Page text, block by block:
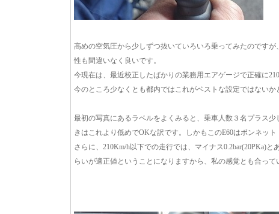
高めの空気圧から少しずつ抜いていろいろ乗ってみたのです
性も間違いなく良いです。
今現在は、最近校正したばかりの業務用エアゲージで正確に
今のところ少なくとも都内ではこれがベストな設定ではないか
最初の写真にあるラベルをよくみると、乗車人数３名プラス
きはこれより低めでOKな訳です。しかもこのE60はボンネッ
さらに、210Km/h以下での走行では、マイナス0.2bar(20PKa)
らいが適正値ということになりますから、私の感覚とも合って